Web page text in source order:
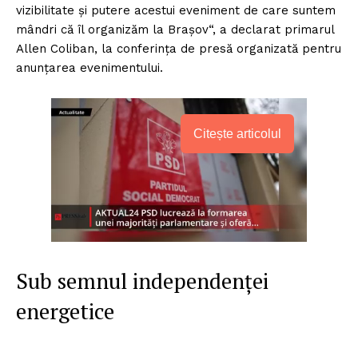
vizibilitate și putere acestui eveniment de care suntem
mândri că îl organizăm la Brașov“, a declarat primarul
Allen Coliban, la conferința de presă organizată pentru
anunțarea evenimentului.
Citește articolul
Sub semnul independenței
energetice